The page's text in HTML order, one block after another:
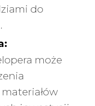
do
może